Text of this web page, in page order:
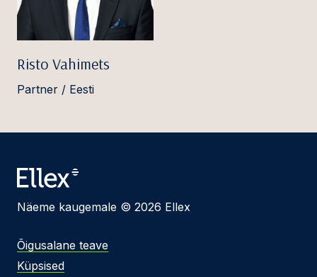
Risto Vahimets
Partner / Eesti
Näeme kaugemale © 2026 Ellex
Õigusalane teave
Küpsised